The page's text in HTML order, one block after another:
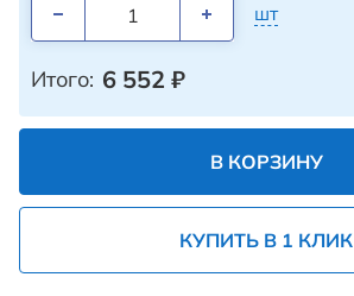
шт
Итого: 6 552 ₽
В КОРЗИНУ
КУПИТЬ В 1 КЛИК